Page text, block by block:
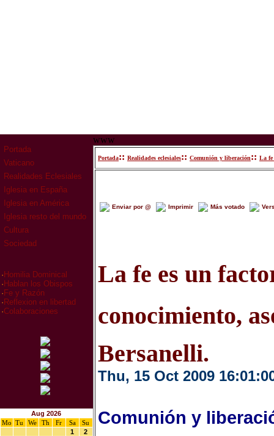
Portada
Vaticano
Realidades Eclesiales
Iglesia en España
Iglesia en América
Iglesia resto del mundo
Cultura
Sociedad
· Homilia Dominical
· Hablan los Obispos
· Fe y Razón
· Reflexion en libertad
·Colaboraciones
Aug 2026
Mo
Tu We Th Fr Sa
Su
1
2
www
Portada:: Realidades eclesiales:: Comunión y liberación:: La
Enviar por @ Imprimir Más votado
La fe es un
conocimiento,
Bersanelli.
Thu, 15 Oct 2009
Comunión y